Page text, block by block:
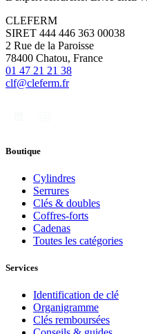
CLEFERM
SIRET 444 446 363 00038
2 Rue de la Paroisse
78400 Chatou, France
01 47 21 21 38
clf@cleferm.fr
Boutique
Cylindres
Serrures
Clés & doubles
Coffres-forts
Cadenas
Toutes les catégories
Services
Identification de clé
Organigramme
Clés remboursées